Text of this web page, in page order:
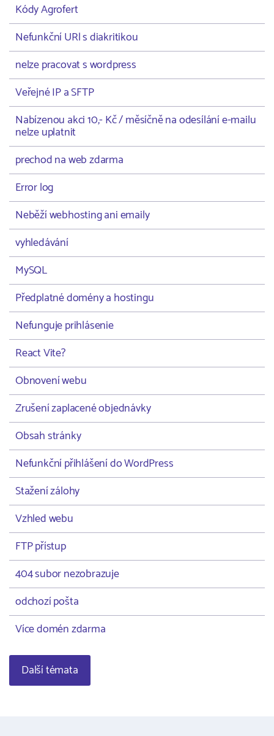
Kódy Agrofert
Nefunkční URl s diakritikou
nelze pracovat s wordpress
Veřejné IP a SFTP
Nabízenou akci 10,- Kč / měsíčně na odesílání e-mailu
nelze uplatnit
prechod na web zdarma
Error log
Neběží webhosting ani emaily
vyhledávání
MySQL
Předplatné domény a hostingu
Nefunguje prihlásenie
React Vite?
Obnovení webu
Zrušení zaplacené objednávky
Obsah stránky
Nefunkční přihlášení do WordPress
Stažení zálohy
Vzhled webu
FTP přístup
404 subor nezobrazuje
odchozí pošta
Více domén zdarma
Další témata